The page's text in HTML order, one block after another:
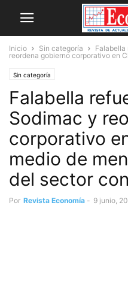
Inicio Sin categoría
Falabella
reordena gobierno corporativo en
Sin categoría
Falabella
Sodimac y
corporativo
medio de
del sector
Por Revista Economía - 9 junio,